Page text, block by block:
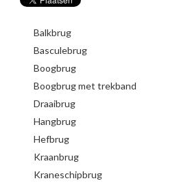
Balkbrug
Basculebrug
Boogbrug
Boogbrug met trekband
Draaibrug
Hangbrug
Hefbrug
Kraanbrug
Kraneschipbrug